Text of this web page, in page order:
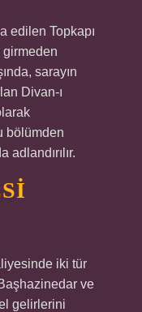
edilen Topkapı
girmeden
sarayın
Divan-ı
bölümden
iki tür
ve
gelirlerini